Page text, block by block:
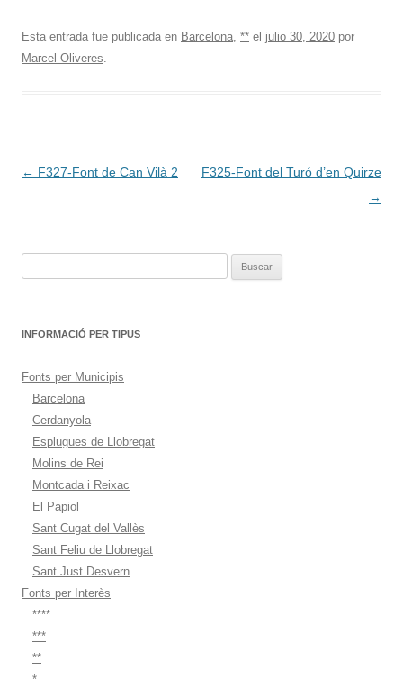
Esta entrada fue publicada en Barcelona, ** el julio 30, 2020 por
Marcel Oliveres.
Navegación
← F327-Font de Can Vilà 2
F325-Font del Turó d’en Quirze
→
INFORMACIÓ PER TIPUS
Fonts per Municipis
Barcelona
Cerdanyola
Esplugues de Llobregat
Molins de Rei
Montcada i Reixac
El Papiol
Sant Cugat del Vallès
Sant Feliu de Llobregat
Sant Just Desvern
Fonts per Interès
****
***
**